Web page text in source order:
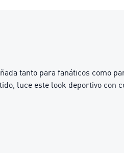
tanto para fanáticos como
luce este look deportivo con